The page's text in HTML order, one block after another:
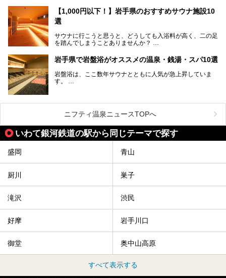
三陸の魚介類などの岩手グルメは全国に知られていますね。
大自然に囲まれた岩手県には、温泉が多く湧き出していま
す。今回は、岩手県でおすすめのスーパー銭湯をご紹介しま
【1,000円以下！】岩手県のおすすめサウナ施設10
選
サウナに行こうと思うと、どうしても入浴料が高く、二の足
を踏んでしまうことありませんか？
そこで値段を抑えた格安でお風呂とサウナを満喫できる充実
の施設を紹介します！
サクッと、月何回もサウナを楽しみたい人にとってはピッタ
リの場所ばかりなんですよ。
岩手県で岩盤浴がオススメの温泉・銭湯・スパ10選
岩盤浴は、ここ数年サウナとともに人気が急上昇していま
す。
今回は、岩手県でおすすめの温泉、銭湯、スパにある岩盤浴
を紹介します！
温度も低めなので、暑いのが苦手な人でも大満足な施設です
ニフティ温泉ニュースTOPへ
いわて銀河鉄道の駅から同じテーマで探す
盛岡 青山
厨川 巣子
滝沢 渋民
好摩 岩手川口
御堂 奥中山高原
すべて表示する